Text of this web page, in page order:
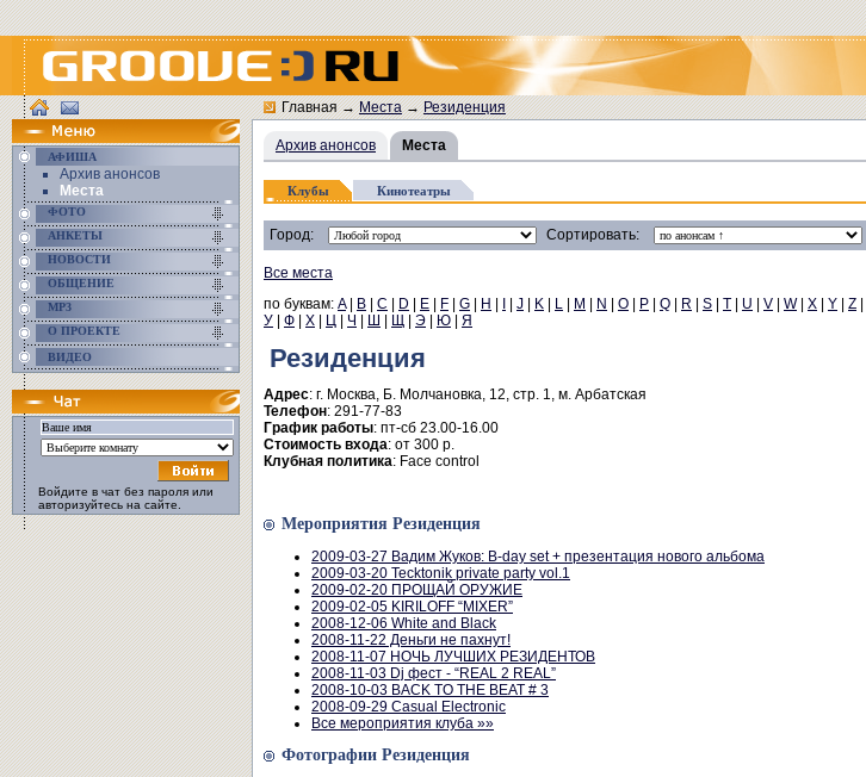
АФИША
Архив анонсов
Места
ФОТО
АНКЕТЫ
НОВОСТИ
ОБЩЕНИЕ
MP3
О ПРОЕКТЕ
ВИДЕО
Войдите в чат без пароля или
авторизуйтесь на сайте.
Главная→Места→Резиденция
Архив анонсов Места
Клубы Кинотеатры
Город: Сортировать:
Все места
по буквам: A| B C D E F G H J K L M N O P Q R S T U V W| X Y Z
У
Ф Х Ц Ч Ш Щ Э Ю Я
Резиденция
Адрес: г. Москва, Б. Молчановка, 12, стр. 1, м. Арбатская
Телефон: 291-77-83
График работы: пт-сб 23.00-16.00
Стоимость входа: от 300 р.
Клубная политика: Face control
Мероприятия Резиденция
2009-03-27 Вадим Жуков: B-day set + презентация нового альбома
2009-03-20 Tecktonik private party vol.1
2009-02-20 ПРОЩАЙ ОРУЖИЕ
2009-02-05 KIRILOFF “MIXER”
2008-12-06 White and Black
2008-11-22 Деньги не пахнут!
2008-11-07 НОЧЬ ЛУЧШИХ РЕЗИДЕНТОВ
2008-11-03 Dj фест - “REAL 2 REAL”
2008-10-03 BACK TO THE BEAT # 3
2008-09-29 Casual Electronic
Все мероприятия клуба »»
Фотографии Резиденция